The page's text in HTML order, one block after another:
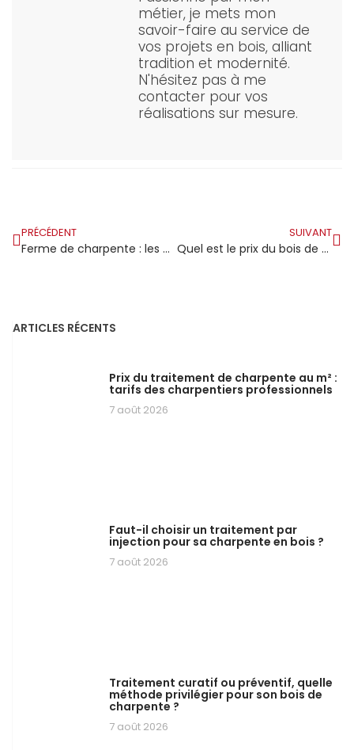
métier, je mets mon
savoir-faire au service de
vos projets en bois, alliant
tradition et modernité.
N'hésitez pas à me
contacter pour vos
réalisations sur mesure.
PRÉCÉDENT
Ferme de charpente : les différents types
SUIVANT
Quel est le prix du bois de charpente ?
ARTICLES RÉCENTS
Prix du traitement de charpente au m² :
tarifs des charpentiers professionnels
7 août 2026
Faut-il choisir un traitement par
injection pour sa charpente en bois ?
7 août 2026
Traitement curatif ou préventif, quelle
méthode privilégier pour son bois de
charpente ?
7 août 2026